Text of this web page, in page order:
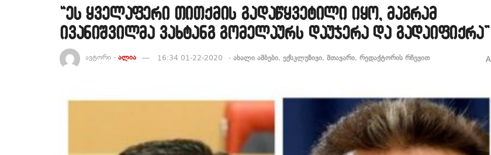
“ეს ყველაფერი თითქმის გადაწყვეტილი იყო, მაგრამ
ივანიშვილმა ვახტანგ გომელაურს დაუჯერა და გადაიფიქრა”
ავტორი - ალია 16:34 01-22-2020 - ახალი ამბები, ექსკლუზივი, მთავარი, რედაქტორის რჩევით A